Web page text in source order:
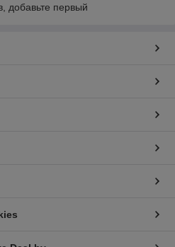
добавьте первый